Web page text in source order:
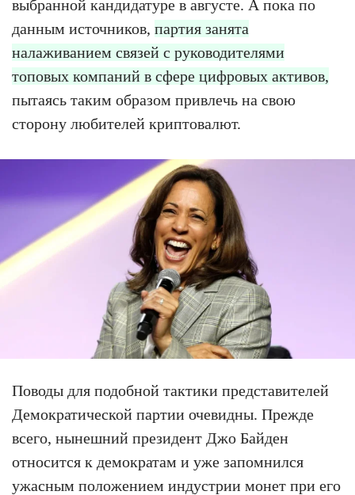
выбранной кандидатуре в августе. А пока по
данным источников, партия занята
налаживанием связей с руководителями
топовых компаний в сфере цифровых активов,
пытаясь таким образом привлечь на свою
сторону любителей криптовалют.
Поводы для подобной тактики представителей
Демократической партии очевидны. Прежде
всего, нынешний президент Джо Байден
относится к демократам и уже запомнился
ужасным положением индустрии монет при его